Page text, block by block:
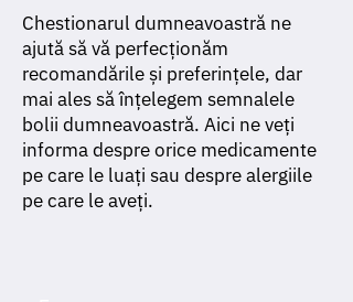
Chestionarul dumneavoastră ne
ajută să vă perfecționăm
recomandările și preferințele, dar
mai ales să înțelegem semnalele
bolii dumneavoastră. Aici ne veți
informa despre orice medicamente
pe care le luați sau despre alergiile
pe care le aveți.